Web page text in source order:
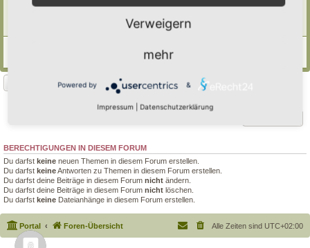
Pyramide als Blindschleichenhotel?
« Di 11. Jul 2023, 06:41
SchwurbelfreierGarten
Neues Thema
3 Themen • Seite
BERECHTIGUNGEN IN DIESEM FORUM
Du darfst keine neuen Themen in diesem Forum erstellen.
Du darfst keineAntworten zu Themen in diesem Forum erstellen.
Du darfst deine Beiträge in diesem Forum nicht ändern.
Du darfst deine Beiträge in diesem Forum nicht löschen.
Du darfst keine Dateianhänge in diesem Forum erstellen.
Portal Foren-Übersicht Alle Zeiten sind UTC+02:00
Verweigern
mehr
Powered by &
Impressum Datenschutzerklärung